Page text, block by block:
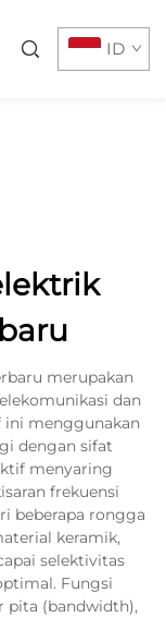
ID
merupakan
dan
ini menggunakan
dengan sifat
menyaring
frekuensi
beberapa rongga
keramik,
selektivitas
Fungsi
pita (bandwidth),